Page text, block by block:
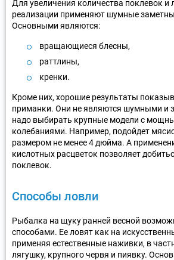
Для увеличения количества поклевок и
реализации применяют шумные
Основными являются:
вращающиеся блесны,
раттлины,
кренки.
Кроме них, хорошие результаты
приманки. Они не являются шумными и
надо выбирать крупные модели с
колебаниями. Например, подойдет
размером не менее 4 дюйма. А
кислотных расцветок позволяет
поклевок.
Способы ловли
Рыбалка на щуку ранней весной
способами. Ее ловят как на
применяя естественные наживки, в
лягушку, крупного червя и пиявку.